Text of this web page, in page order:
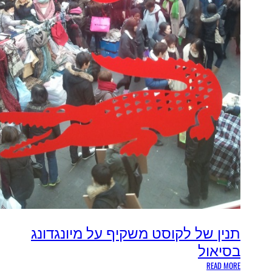
תנין של לקוסט משקיף על מיונגדונג
בסיאול
READ MORE
: